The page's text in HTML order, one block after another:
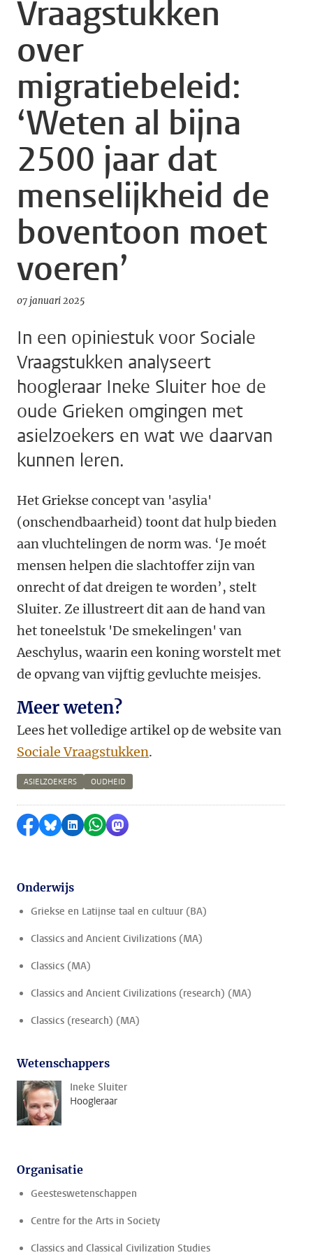
Vraagstukken
over
migratiebeleid:
‘Weten al bijna
2500 jaar dat
menselijkheid de
boventoon moet
voeren’
07 januari 2025
In een opiniestuk voor Sociale
Vraagstukken analyseert
hoogleraar Ineke Sluiter hoe de
oude Grieken omgingen met
asielzoekers en wat we daarvan
kunnen leren.
Het Griekse concept van 'asylia'
(onschendbaarheid) toont dat hulp bieden
aan vluchtelingen de norm was. ‘Je moét
mensen helpen die slachtoffer zijn van
onrecht of dat dreigen te worden’, stelt
Sluiter. Ze illustreert dit aan de hand van
het toneelstuk 'De smekelingen' van
Aeschylus, waarin een koning worstelt met
de opvang van vijftig gevluchte meisjes.
Meer weten?
Lees het volledige artikel op de website van
Sociale Vraagstukken.
ASIELZOEKERS OUDHEID
Delen op Facebook
Delen via Bluesky
Delen op LinkedIn
Delen via WhatsApp
Delen via Mastodon
Onderwijs
Griekse en Latijnse taal en cultuur (BA)
Classics and Ancient Civilizations (MA)
Classics (MA)
Classics and Ancient Civilizations (research) (MA)
Classics (research) (MA)
Wetenschappers
Ineke Sluiter
Hoogleraar
Organisatie
Geesteswetenschappen
Centre for the Arts in Society
Classics and Classical Civilization Studies